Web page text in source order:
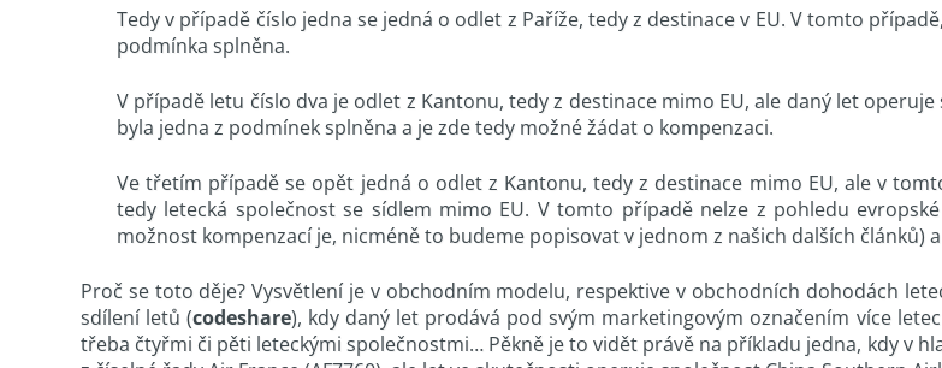
Tedy v případě číslo jedna se jedná o odlet z Paříže, tedy z destinace v EU. V tomto
podmínka splněna.
V případě letu číslo dva je odlet z Kantonu, tedy z destinace mimo EU, ale daný let
byla jedna z podmínek splněna a je zde tedy možné žádat o kompenzaci.
Ve třetím případě se opět jedná o odlet z Kantonu, tedy z destinace mimo EU, ale v
tedy letecká společnost se sídlem mimo EU. V tomto případě nelze z pohledu
možnost kompenzací je, nicméně to budeme popisovat v jednom z našich dalších článků)
Proč se toto děje? Vysvětlení je v obchodním modelu, respektive v obchodních dohodách
sdílení letů (codeshare), kdy daný let prodává pod svým marketingovým označením více
třeba čtyřmi či pěti leteckými společnostmi… Pěkně je to vidět právě na příkladu jedna, kdy v